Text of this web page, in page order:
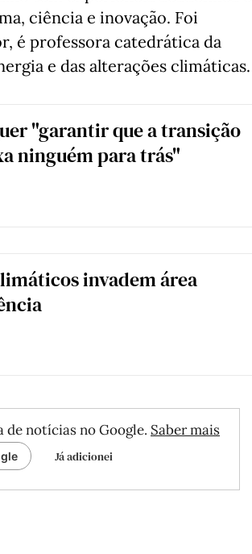
ciência e inovação. Foi
é professora catedrática da
e das alterações climáticas.
"garantir que a transição
ninguém para trás"
invadem área
notícias no Google. Saber mais
Já adicionei